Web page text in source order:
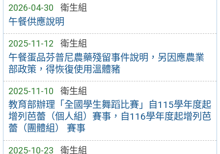
2026-04-30 衛生組
午餐供應說明
2025-11-12 衛生組
午餐蛋品芬普尼農藥殘留事件說明，另因應農業
部政策，得恢復使用溫體豬
2025-11-10 衛生組
教育部辦理「全國學生舞蹈比賽」自115學年度起
增列芭蕾（個人組）賽事，自116學年度起增列芭
蕾（團體組） 賽事
2025-10-23 衛生組